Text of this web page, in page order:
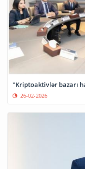
"Kriptoaktivlər bazarı
26-02-2026